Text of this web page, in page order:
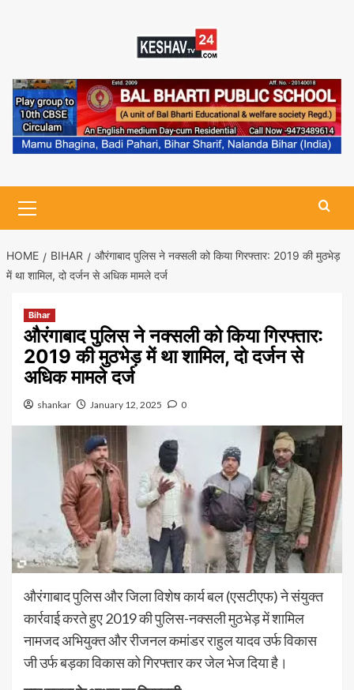
Menu
HOME BIHAR
औरंगाबाद पुलिस ने नक्सली को किया गिरफ्तार: 2019 की मुठभेड़
में था शामिल, दो दर्जन से अधिक मामले दर्ज
Bihar
औरंगाबाद पुलिस ने नक्सली को किया गिरफ्तार:
2019 की मुठभेड़ में था शामिल, दो दर्जन से
अधिक मामले दर्ज
shankar January 12, 2025 0
औरंगाबाद पुलिस और जिला विशेष कार्य बल (एसटीएफ) ने संयुक्त
कार्रवाई करते हुए 2019 की पुलिस-नक्सली मुठभेड़ में शामिल
नामजद अभियुक्त और रीजनल कमांडर राहुल यादव उर्फ विकास
जी उर्फ बड़का विकास को गिरफ्तार कर जेल भेज दिया है।